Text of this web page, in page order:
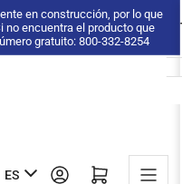
en construcción, por lo que
no encuentra el producto que
gratuito: 800-332-8254
IES Iniciar sesiónAbrir cesta pequeña